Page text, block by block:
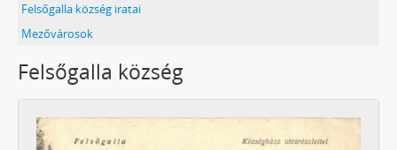
Felsőgalla község iratai
Mezővárosok
Felsőgalla község